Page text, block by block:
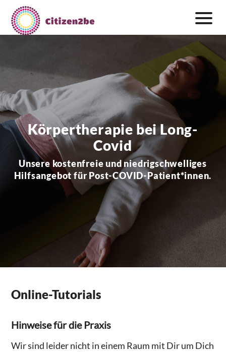
Inhalt
springen
Körpertherapie bei Long-
Covid
Unsere kostenfreie und niedrigschwelliges
Hilfsangebot für Post-COVID-Patient*innen.
Online-Tutorials
Hinweise für die Praxis
Wir sind leider nicht in einem Raum mit Dir um Dich